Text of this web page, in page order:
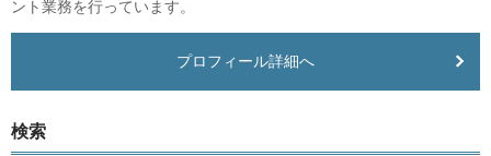
ント業務を行っています。
プロフィール詳細へ
検索